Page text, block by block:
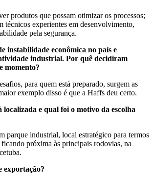
produtos que possam otimizar os processos;
técnicos experientes em desenvolvimento,
pela segurança.
instabilidade econômica no país e
industrial. Por quê decidiram
momento?
para quem está preparado, surgem as
exemplo disso é que a Haffs deu certo.
localizada e qual foi o motivo da escolha
parque industrial, local estratégico para termos
próxima às principais rodovias, na
exportação?